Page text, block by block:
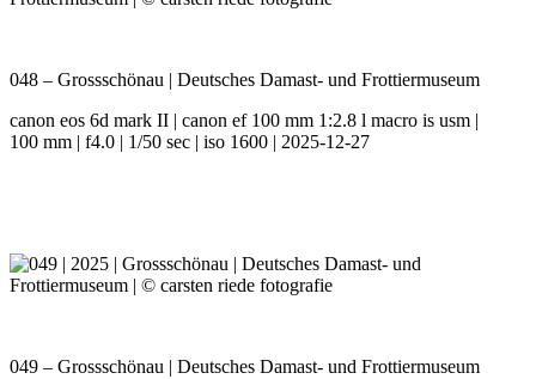
048 – Grossschönau | Deutsches Damast- und Frottiermuseum
canon eos 6d mark II | canon ef 100 mm 1:2.8 l macro is usm |
100 mm | f4.0 | 1/50 sec | iso 1600 | 2025-12-27
049 – Grossschönau | Deutsches Damast- und Frottiermuseum